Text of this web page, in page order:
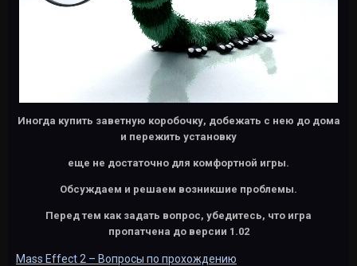
Иногда купить заветную коробочку, добежать с нею до дома
и пережить установку
еще не достаточно для комфортной игры.
Обсуждаем и решаем возникшие проблемы.
Перед тем как задать вопрос, убедитесь, что игра
пропатчена до версии 1.02
Mass Effect 2 – Вопросы по прохождению